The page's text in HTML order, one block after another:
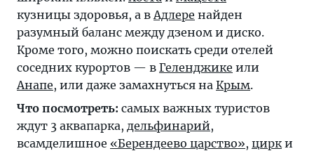
кузницы здоровья, а вАдлере найден
разумный баланс между дзеном и диско.
Кроме того, можно поискать среди отелей
соседних курортов — в Геленджике или
Анапе, или даже замахнуться на Крым.
Что посмотреть: самых важных туристов
ждут 3 аквапарка, дельфинарий,
всамделишное «Берендеево царство», цирки